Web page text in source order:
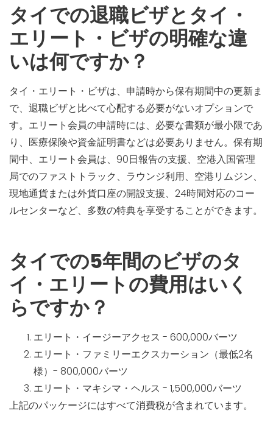
タイでの退職ビザとタイ・
エリート・ビザの明確な違
いは何ですか？
タイ・エリート・ビザは、申請時から保有期間中の更新ま
で、退職ビザと比べて心配する必要がないオプションで
す。エリート会員の申請時には、必要な書類が最小限であ
り、医療保険や資金証明書などは必要ありません。保有期
間中、エリート会員は、90日報告の支援、空港入国管理
局でのファストトラック、ラウンジ利用、空港リムジン、
現地通貨または外貨口座の開設支援、24時間対応のコー
ルセンターなど、多数の特典を享受することができます。
タイでの5年間のビザのタ
イ・エリートの費用はいく
らですか？
エリート・イージーアクセス - 600,000バーツ
エリート・ファミリーエクスカーション（最低2名
様）- 800,000バーツ
エリート・マキシマ・ヘルス - 1,500,000バーツ
上記のパッケージにはすべて消費税が含まれています。